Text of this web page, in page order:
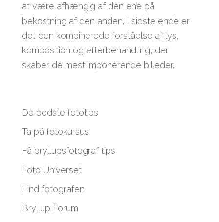
at være afhængig af den ene på
bekostning af den anden. I sidste ende er
det den kombinerede forståelse af lys,
komposition og efterbehandling, der
skaber de mest imponerende billeder.
De bedste fototips
Ta på fotokursus
Få bryllupsfotograf tips
Foto Universet
Find fotografen
Bryllup Forum